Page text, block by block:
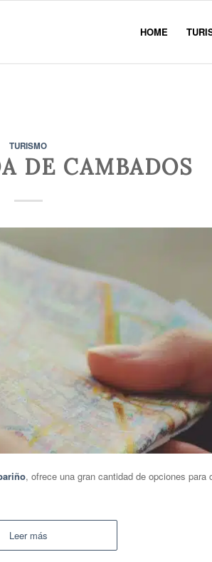
HOME
TURISMO
DE CAMBADOS
, ofrece una gran cantidad de opciones
Leer más